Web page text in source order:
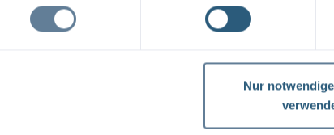
Nur
Aufgabenspek- ...
Dateityp: PDF |